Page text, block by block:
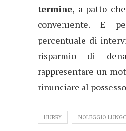
termine, a patto
conveniente. E
percentuale di
risparmio di
rappresentare un
rinunciare al
HURRY NOLEGGIO